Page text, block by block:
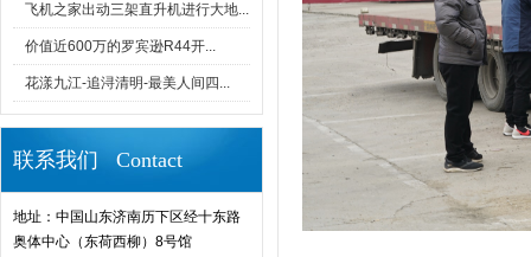
飞机之家出动三架直升机进行大地...
价值近600万的罗宾逊R44开...
花漾九江-追浔清明-最美人间四...
联系我们 Contact
地址：中国山东济南历下区经十东路
奥体中心（东荷西柳）8号馆